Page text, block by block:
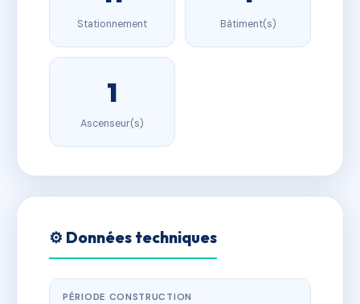
Stationnement Bâtiment(s)
1
Ascenseur(s)
⚙️ Données techniques
PÉRIODE CONSTRUCTION